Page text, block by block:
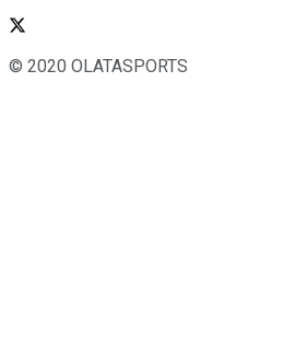
© 2020 OLATASPORTS